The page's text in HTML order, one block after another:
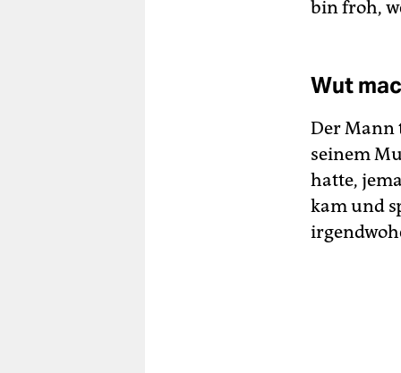
bin froh,
Wut
Der Mann
seinem
hatte,
kam und